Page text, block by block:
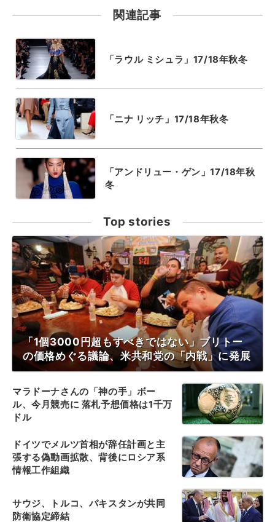
関連記事
「ラウル ミシュラ」17/18年秋冬
「ニナ リッチ」17/18年秋冬
「アンドリュー・ゲン」17/18年秋
冬
Top stories
「1個3000円超もすべきではない」ブリトー
の価格めぐる議論、米共和党の「内戦」に発展
マラドーナさんの「神の手」ボー
ル、今月競売に 落札予想価格は1千万
ドル
ドイツでメルツ首相が辞任計画と主
張する偽動画拡散、背後にロシア系
情報工作組織
サウジ、トルコ、パキスタンが共同
防衛協定締結